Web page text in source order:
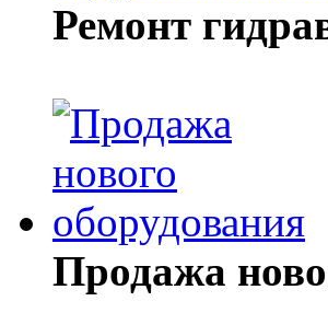
Ремонт
Продажа